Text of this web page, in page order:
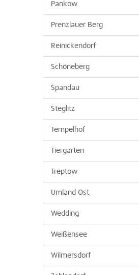
Pankow
Prenzlauer Berg
Reinickendorf
Schöneberg
Spandau
Steglitz
Tempelhof
Tiergarten
Treptow
Umland Ost
Wedding
Weißensee
Wilmersdorf